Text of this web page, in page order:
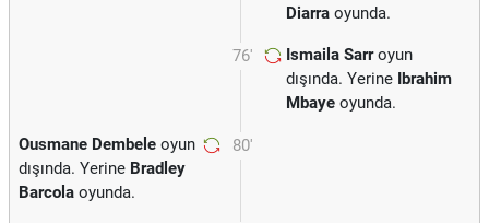
Diarra oyunda.
76' Ismaila Sarroyun
dışında. Yerine Ibrahim
Mbaye oyunda.
80'
Ousmane Dembele oyun
dışında. Yerine Bradley
Barcola oyunda.